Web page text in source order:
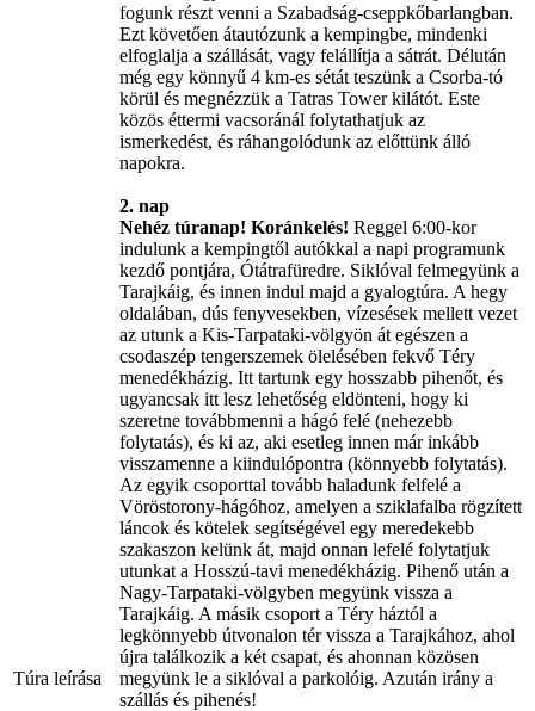
Túra leírása
fogunk részt venni a Szabadság-cseppkőbarlangban.
Ezt követően átautózunk a kempingbe, mindenki
elfoglalja a szállását, vagy felállítja a sátrát. Délután
még egy könnyű 4 km-es sétát teszünk a Csorba-tó
körül és megnézzük a Tatras Tower kilátót. Este
közös éttermi vacsoránál folytathatjuk az
ismerkedést, és ráhangolódunk az előttünk álló
napokra.
2. nap
Nehéz túranap! Koránkelés! Reggel 6:00-kor
indulunk a kempingtől autókkal a napi programunk
kezdő pontjára, Ótátrafüredre. Siklóval felmegyünk a
Tarajkáig, és innen indul majd a gyalogtúra. A hegy
oldalában, dús fenyvesekben, vízesések mellett vezet
az utunk a Kis-Tarpataki-völgyön át egészen a
csodaszép tengerszemek ölelésében fekvő Téry
menedékházig. Itt tartunk egy hosszabb pihenőt, és
ugyancsak itt lesz lehetőség eldönteni, hogy ki
szeretne továbbmenni a hágó felé (nehezebb
folytatás), és ki az, aki esetleg innen már inkább
visszamenne a kiindulópontra (könnyebb folytatás).
Az egyik csoporttal tovább haladunk felfelé a
Vöröstorony-hágóhoz, amelyen a sziklafalba rögzített
láncok és kötelek segítségével egy meredekebb
szakaszon kelünk át, majd onnan lefelé folytatjuk
utunkat a Hosszú-tavi menedékházig. Pihenő után a
Nagy-Tarpataki-völgyben megyünk vissza a
Tarajkáig. A másik csoport a Téry háztól a
legkönnyebb útvonalon tér vissza a Tarajkához, ahol
újra találkozik a két csapat, és ahonnan közösen
megyünk le a siklóval a parkolóig. Azután irány a
szállás és pihenés!